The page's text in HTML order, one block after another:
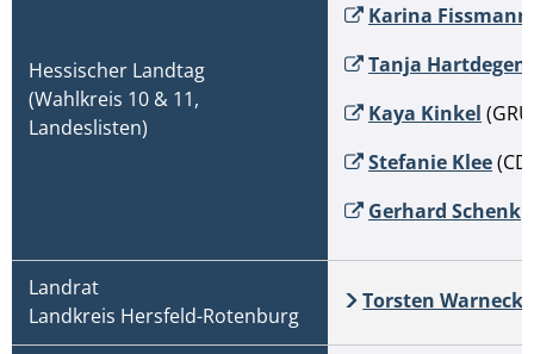
Hessischer Landtag
(Wahlkreis 10 & 11,
Landeslisten)
Karina Fissmann
Tanja Hartdegen
Kaya Kinkel
Stefanie Klee
Gerhard Schenk
Landrat
Landkreis Hersfeld-Rotenburg
Torsten Warnecke